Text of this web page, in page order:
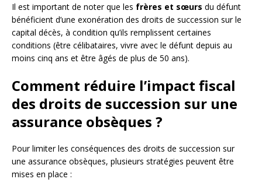
Il est important de noter que les frères et sœurs du défunt
bénéficient d’une exonération des droits de succession sur le
capital décès, à condition qu’ils remplissent certaines
conditions (être célibataires, vivre avec le défunt depuis au
moins cinq ans et être âgés de plus de 50 ans).
Comment réduire l’impact fiscal
des droits de succession sur une
assurance obsèques ?
Pour limiter les conséquences des droits de succession sur
une assurance obsèques, plusieurs stratégies peuvent être
mises en place :